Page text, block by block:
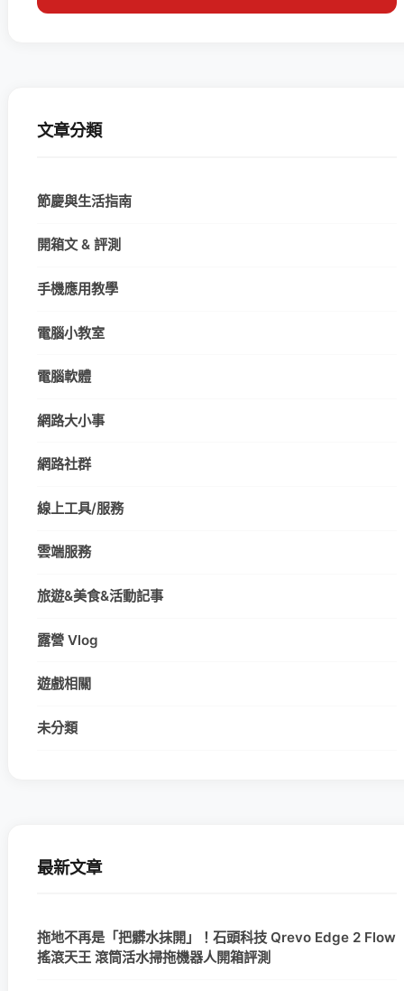
文章分類
節慶與生活指南
開箱文 & 評測
手機應用教學
電腦小教室
電腦軟體
網路大小事
網路社群
線上工具/服務
雲端服務
旅遊&美食&活動記事
露營 Vlog
遊戲相關
未分類
最新文章
拖地不再是「把髒水抹開」！石頭科技 Qrevo Edge 2 Flow
搖滾天王 滾筒活水掃拖機器人開箱評測